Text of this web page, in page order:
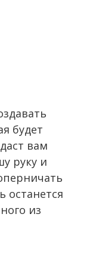
будет
вам
руку и
останется
из